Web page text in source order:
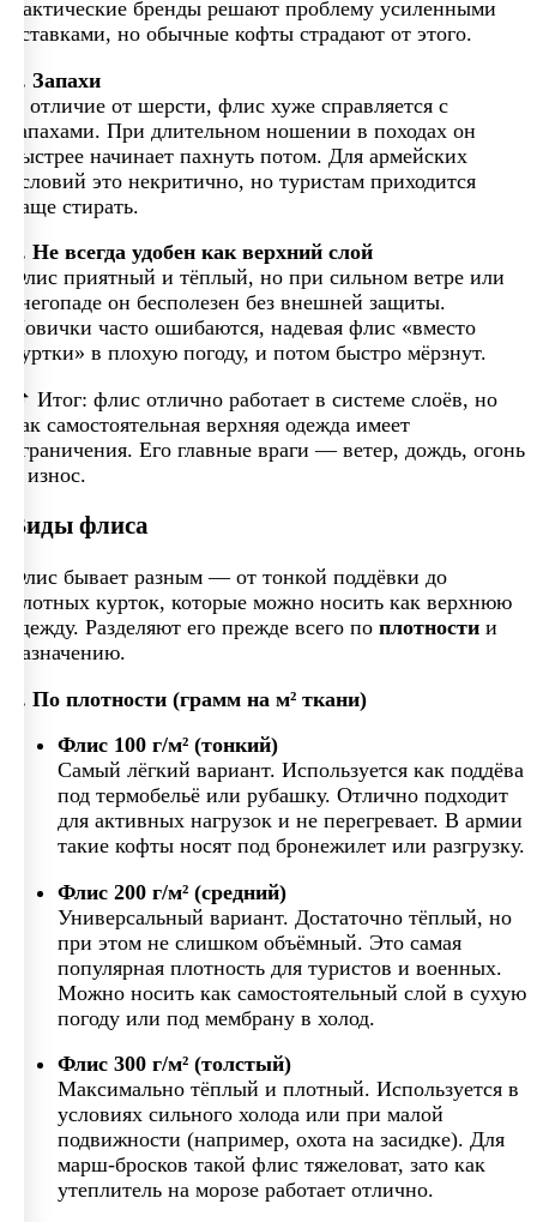
Тактические бренды решают проблему усиленными
вставками, но обычные кофты страдают от этого.
5. Запахи
В отличие от шерсти, флис хуже справляется с
запахами. При длительном ношении в походах он
быстрее начинает пахнуть потом. Для армейских
условий это некритично, но туристам приходится
чаще стирать.
6. Не всегда удобен как верхний слой
Флис приятный и тёплый, но при сильном ветре или
снегопаде он бесполезен без внешней защиты.
Новички часто ошибаются, надевая флис «вместо
куртки» в плохую погоду, и потом быстро мёрзнут.
📌 Итог: флис отлично работает в системе слоёв, но
как самостоятельная верхняя одежда имеет
ограничения. Его главные враги — ветер, дождь, огонь
и износ.
Виды флиса
Флис бывает разным — от тонкой поддёвки до
плотных курток, которые можно носить как верхнюю
одежду. Разделяют его прежде всего по плотности и
назначению.
1. По плотности (грамм на м² ткани)
Флис 100 г/м² (тонкий)
Самый лёгкий вариант. Используется как поддёва
под термобельё или рубашку. Отлично подходит
для активных нагрузок и не перегревает. В армии
такие кофты носят под бронежилет или разгрузку.
Флис 200 г/м² (средний)
Универсальный вариант. Достаточно тёплый, но
при этом не слишком объёмный. Это самая
популярная плотность для туристов и военных.
Можно носить как самостоятельный слой в сухую
погоду или под мембрану в холод.
Флис 300 г/м² (толстый)
Максимально тёплый и плотный. Используется в
условиях сильного холода или при малой
подвижности (например, охота на засидке). Для
марш-бросков такой флис тяжеловат, зато как
утеплитель на морозе работает отлично.